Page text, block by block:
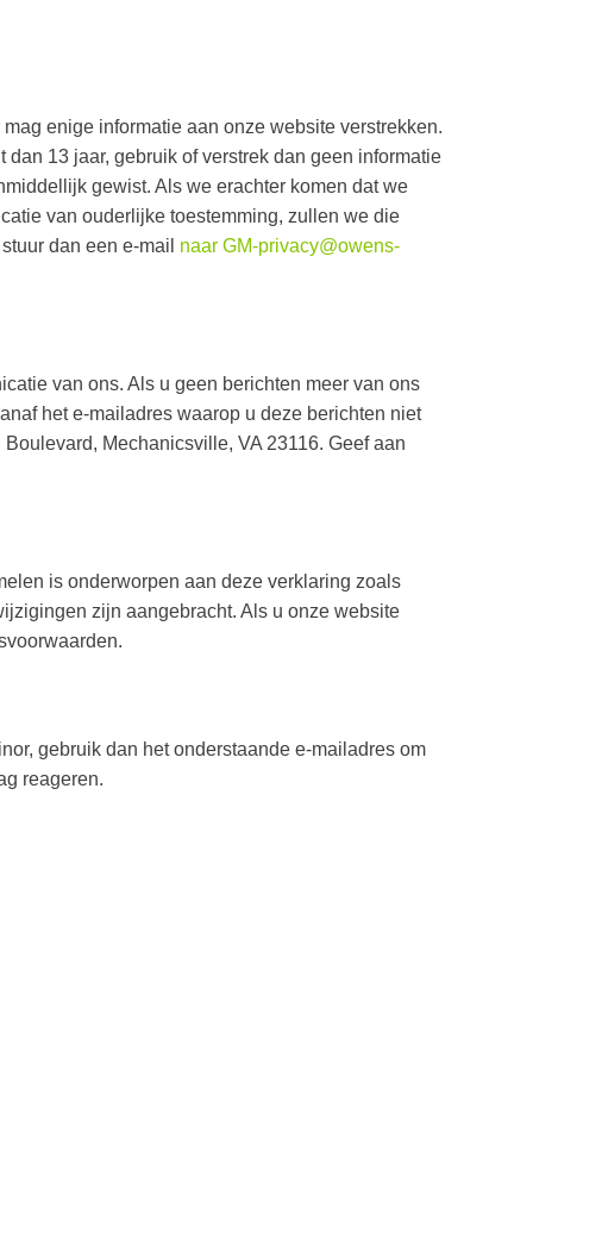
enige informatie aan onze website verstrekken.
13 jaar, gebruik of verstrek dan geen informatie
gewist. Als we erachter komen dat we
van ouderlijke toestemming, zullen we die
dan een e-mail naar GM-privacy@owens-
van ons. Als u geen berichten meer van ons
het e-mailadres waarop u deze berichten niet
Mechanicsville, VA 23116. Geef aan
is onderworpen aan deze verklaring zoals
zijn aangebracht. Als u onze website
gebruik dan het onderstaande e-mailadres om
reageren.